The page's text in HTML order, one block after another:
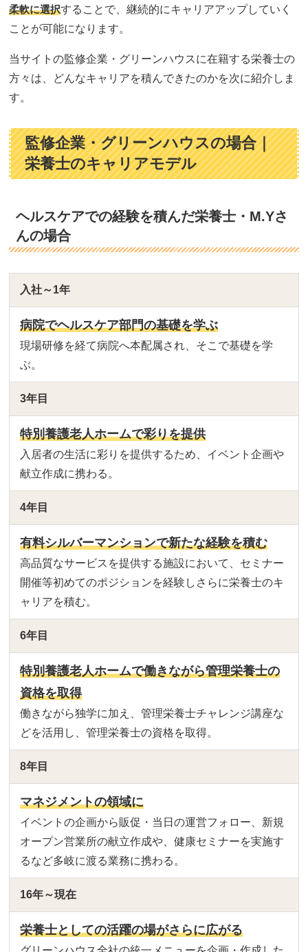
柔軟に選択することで、継続的にキャリアアップしていく
ことが可能になります。
当サイトの監修企業・グリーンハウスに在籍する栄養士の
方々は、どんなキャリアを積んできたのかを次に紹介しま
す。
監修企業・グリーンハウスの場合｜
栄養士のキャリアモデル
ヘルスケアでの経験を積んだ栄養士・M.Yさ
んの場合
入社～1年
病院でヘルスケア部門の基礎を学ぶ
現場研修を経て病院へ本配属され、そこで基礎を学
ぶ。
3年目
特別養護老人ホームで彩りを提供
入居者の生活に彩りを提供するため、イベント企画や
献立作成に携わる。
4年目
有料シルバーマンションで新たな経験を積む
高品質なサービスを提供する施設において、セミナー
開催等初めてのポジションを経験しさらに栄養士のキ
ャリアを積む。
6年目
特別養護老人ホームで働きながら管理栄養士の
資格を取得
働きながら独学に加え、管理栄養士チャレンジ講座な
どを活用し、管理栄養士の資格を取得。
8年目
マネジメントの領域に
イベントの企画から販促・当日の運営フォロー、新規
オープン営業所の献立作成や、健康セミナーを実施す
るなど多岐に渡る業務に携わる。
16年～現在
栄養士としての活躍の場がさらに広がる